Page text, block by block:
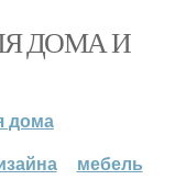
ДОМА И
дома
мебель